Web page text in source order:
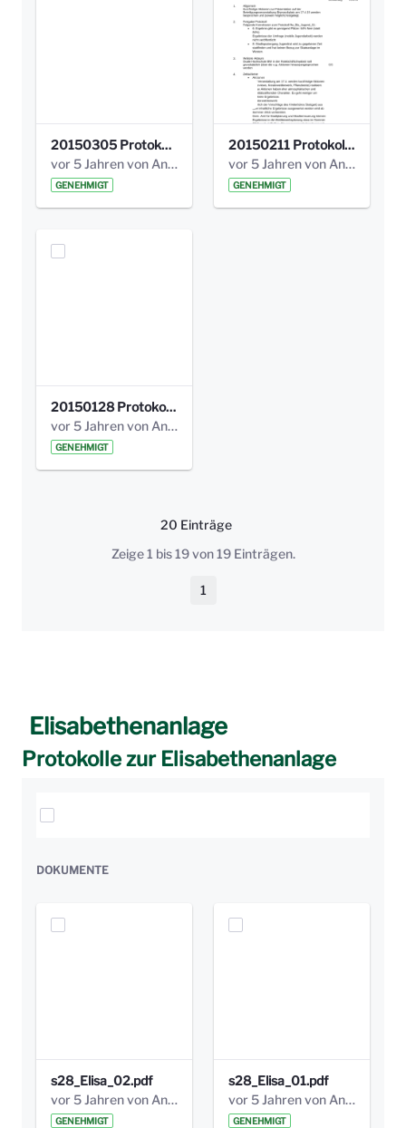
20150305 Protokoll Bismarckplatz _UrbanG_01.pdf
vor 5 Jahren von Anni Schlumberger
GENEHMIGT
20150211 Protokoll Bismarckplatz_Jugend_02b.pdf
vor 5 Jahren von Anni Schlumberger
GENEHMIGT
20150128 Protokoll Bismarckplatz_Jugend_01.pdf
vor 5 Jahren von Anni Schlumberger
GENEHMIGT
20 Einträge
Pro Seite
Zeige 1 bis 19 von 19 Einträgen.
Seite
1
Elisabethenanlage
Protokolle zur Elisabethenanlage
Elemente auswählen
DOKUMENTE
s28_Elisa_02.pdf
vor 5 Jahren von Anni Schlumberger
GENEHMIGT
s28_Elisa_01.pdf
vor 5 Jahren von Anni Schlumberger
GENEHMIGT